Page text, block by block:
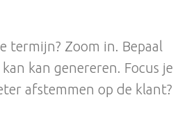
termijn? Zoom in. Bepaal
kan genereren. Focus je
afstemmen op de klant?